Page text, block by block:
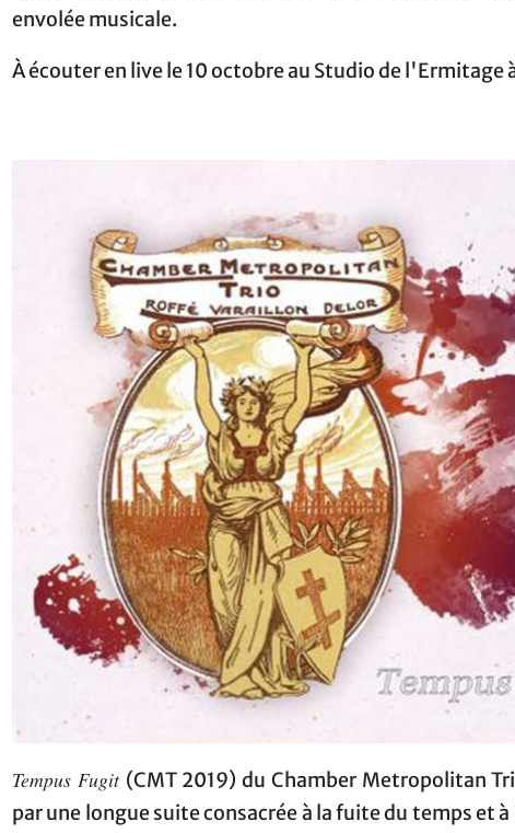
envolée musicale.
À écouter en live le 10 octobre au Studio de l'Ermitage
Tempus Fugit (CMT 2019) du Chamber Metropolitan
par une longue suite consacrée à la fuite du temps et